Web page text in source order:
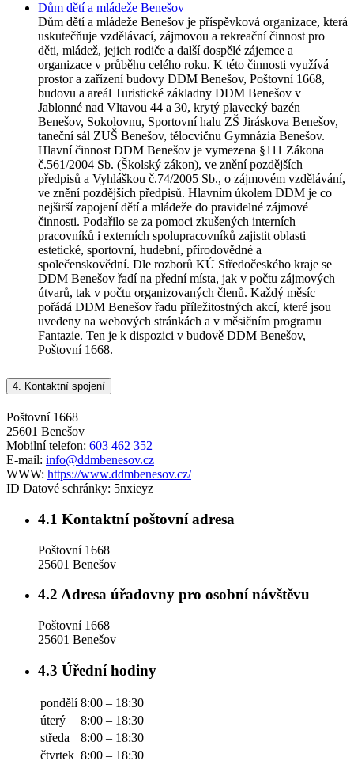
Dům dětí a mládeže Benešov
Dům dětí a mládeže Benešov je příspěvková organizace, která
uskutečňuje vzdělávací, zájmovou a rekreační činnost pro
děti, mládež, jejich rodiče a další dospělé zájemce a
organizace v průběhu celého roku. K této činnosti využívá
prostor a zařízení budovy DDM Benešov, Poštovní 1668,
budovu a areál Turistické základny DDM Benešov v
Jablonné nad Vltavou 44 a 30, krytý plavecký bazén
Benešov, Sokolovnu, Sportovní halu ZŠ Jiráskova Benešov,
taneční sál ZUŠ Benešov, tělocvičnu Gymnázia Benešov.
Hlavní činnost DDM Benešov je vymezena §111 Zákona
č.561/2004 Sb. (Školský zákon), ve znění pozdějších
předpisů a Vyhláškou č.74/2005 Sb., o zájmovém vzdělávání,
ve znění pozdějších předpisů. Hlavním úkolem DDM je co
nejširší zapojení dětí a mládeže do pravidelné zájmové
činnosti. Podařilo se za pomoci zkušených interních
pracovníků i externích spolupracovníků zajistit oblasti
estetické, sportovní, hudební, přírodovědné a
společenskovědní. Dle rozborů KÚ Středočeského kraje se
DDM Benešov řadí na přední místa, jak v počtu zájmových
útvarů, tak v počtu organizovaných členů. Každý měsíc
pořádá DDM Benešov řadu příležitostných akcí, které jsou
uvedeny na webových stránkách a v měsičním programu
Fantazie. Ten je k dispozici v budově DDM Benešov,
Poštovní 1668.
4. Kontaktní spojení
Poštovní 1668
25601 Benešov
Mobilní telefon: 603 462 352
E-mail: info@ddmbenesov.cz
WWW: https://www.ddmbenesov.cz/
ID Datové schránky: 5nxieyz
4.1 Kontaktní poštovní adresa
Poštovní 1668
25601 Benešov
4.2 Adresa úřadovny pro osobní návštěvu
Poštovní 1668
25601 Benešov
4.3 Úřední hodiny
pondělí 8:00 – 18:30
úterý
8:00 – 18:30
středa
8:00 – 18:30
čtvrtek 8:00 – 18:30